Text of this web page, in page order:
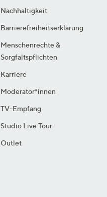
Nachhaltigkeit
Barrierefreiheitserklärung
Menschenrechte &
Sorgfaltspflichten
Karriere
Moderator*innen
TV-Empfang
Studio Live Tour
Outlet